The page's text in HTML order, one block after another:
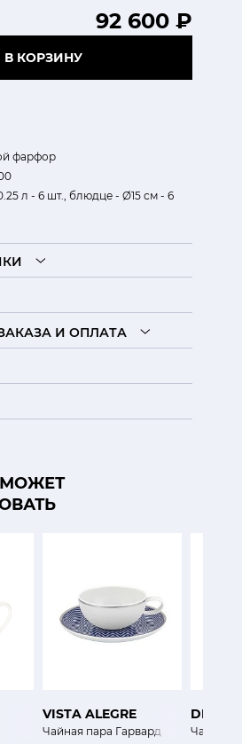
фарфор
л - 6 шт., блюдце - Ø15 см - 6
92 600 ₽
В КОРЗИНУ
И ОПЛАТА
VISTA ALEGRE
Чайная пара Гарвард Чашка